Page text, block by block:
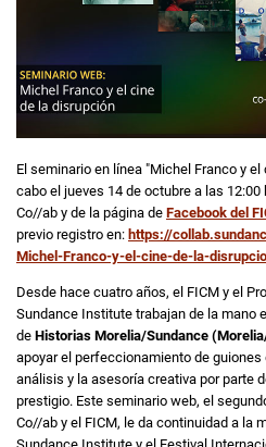
El seminario en línea "Michel Franco y
cabo el jueves 14 de octubre a las
Co//ab y de la página de Facebook del
previo registro en: https://
Michel-Franco-y-el-cine-de-la-
Desde hace cuatro años, el FICM y el
Sundance Institute trabajan de la mano
de Historias Morelia/Sundance
apoyar el perfeccionamiento de guiones
análisis y la asesoría creativa por parte
prestigio. Este seminario web, el
Co//ab y el FICM, le da continuidad a la